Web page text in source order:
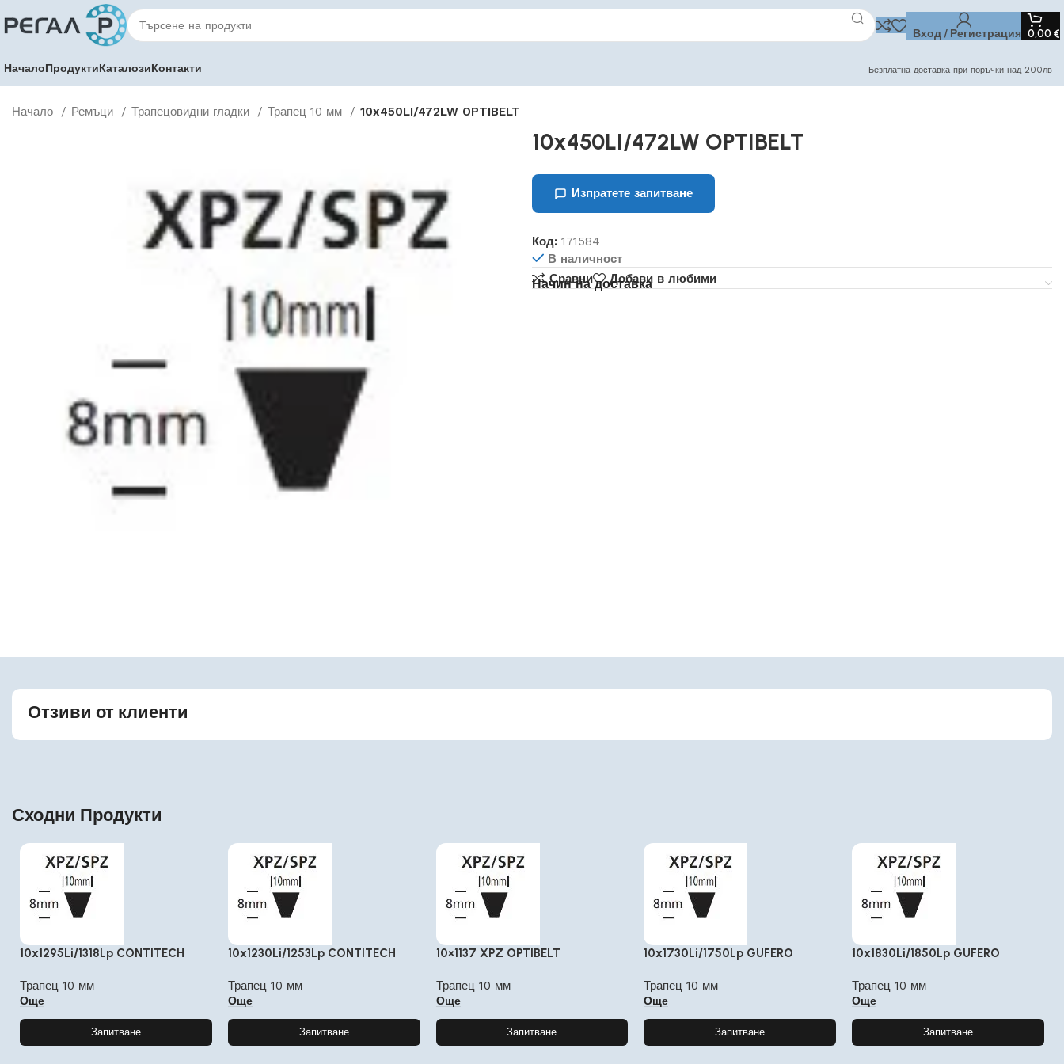
Вход / Регистрация 0,00 €
НачалоПродуктиКаталозиКонтакти Безплатна доставка при поръчки над 200лв
Начало Ремъци Трапецовидни гладки Трапец 10 мм 10x450LI/472LW OPTIBELT
10x450LI/472LW OPTIBELT
Изпратете запитване
Код: 171584
В наличност
Сравни
Добави в любими
Начин на доставка
Отзиви от клиенти
Сходни Продукти
10x1295Li/1318Lp CONTITECH
Трапец 10 мм
Още
Запитване
10x1230Li/1253Lp CONTITECH
Трапец 10 мм
Още
Запитване
10×1137 XPZ OPTIBELT
Трапец 10 мм
Още
Запитване
10x1730Li/1750Lp GUFERO
Трапец 10 мм
Още
Запитване
10x1830Li/1850Lp GUFERO
Трапец 10 мм
Още
Запитване